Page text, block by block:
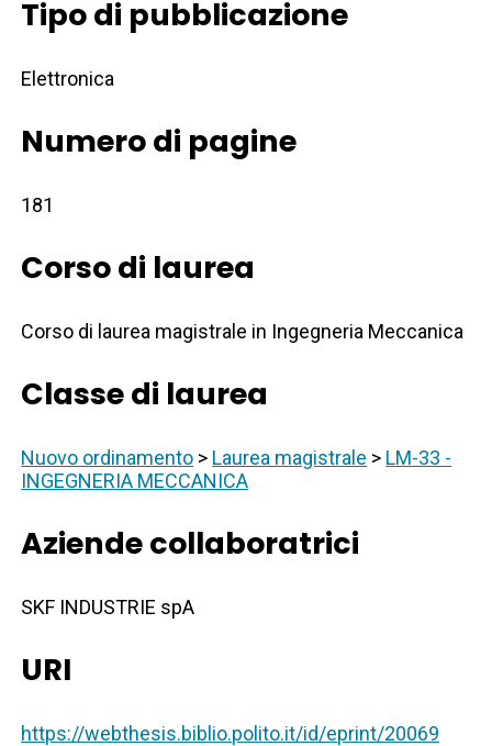
Tipo di pubblicazione
Elettronica
Numero di pagine
181
Corso di laurea
Corso di laurea magistrale in Ingegneria Meccanica
Classe di laurea
Nuovo ordinamento > Laurea magistrale > LM-33 -
INGEGNERIA MECCANICA
Aziende collaboratrici
SKF INDUSTRIE spA
URI
https://webthesis.biblio.polito.it/id/eprint/20069